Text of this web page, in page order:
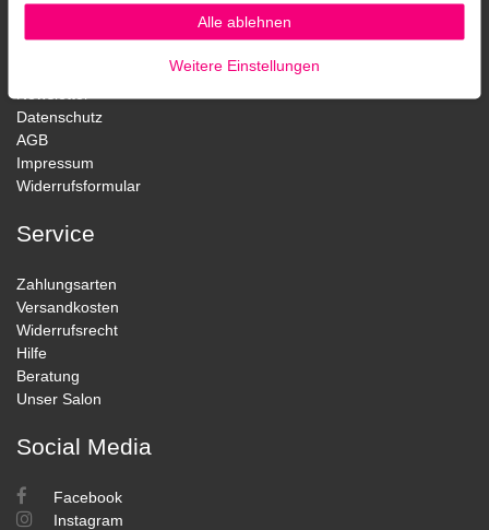
Aigner Fössinger OG
Datenschutz
AGB
Impressum
Widerrufsformular
Service
Zahlungsarten
Versandkosten
Widerrufsrecht
Hilfe
Beratung
Unser Salon
Social Media
Facebook
Instagram
Alle ablehnen
Weitere Einstellungen